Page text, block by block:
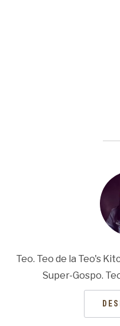
Teo. Teo de la Teo's
Super-Gospo.